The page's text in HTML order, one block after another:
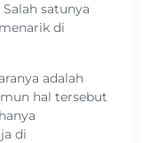
satunya
di
adalah
hal tersebut
di